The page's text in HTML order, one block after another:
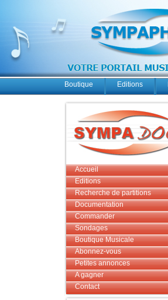
Boutique Editions
Accueil
Editions
Recherche de partitions
Documentation
Commander
Sondages
Boutique Musicale
Abonnez-vous
Petites annonces
A gagner
Contact